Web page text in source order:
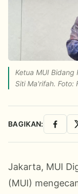
Ketua MUI Bidang
Siti Ma'rifah. Foto:
BAGIKAN:
Jakarta, MUI
(MUI)